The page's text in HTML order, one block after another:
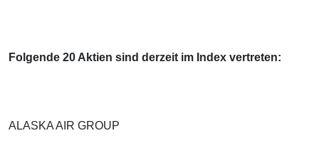
Folgende 20 Aktien sind derzeit im Index vertreten:
ALASKA AIR GROUP